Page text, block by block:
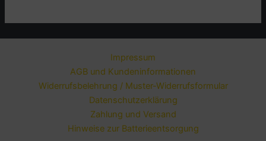
Impressum
AGB und Kundeninformationen
Widerrufsbelehrung / Muster-Widerrufsformular
Datenschutzerklärung
Zahlung und Versand
Hinweise zur Batterieentsorgung